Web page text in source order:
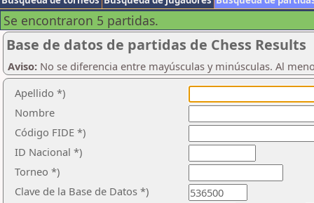
Se encontraron 5 partidas.
Base de datos de partidas de Chess Results
Aviso: No se diferencia entre mayúsculas y minúsculas. Al
Apellido *)
Nombre
Código FIDE *)
ID Nacional *)
Torneo *)
Clave de la Base de Datos *)